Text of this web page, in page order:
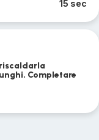
15 sec
Completare